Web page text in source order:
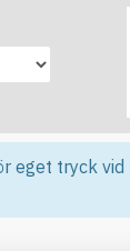
eget tryck